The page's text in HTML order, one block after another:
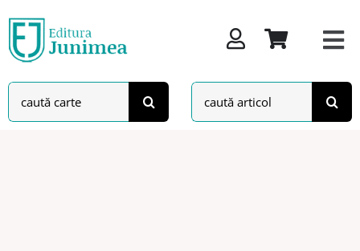
to
content
Search
for:
Search
for: